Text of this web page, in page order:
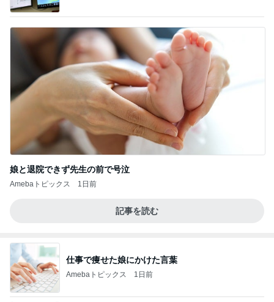
娘と退院できず先生の前で号泣
Amebaトピックス 1日前
記事を読む
仕事で痩せた娘にかけた言葉
Amebaトピックス 1日前